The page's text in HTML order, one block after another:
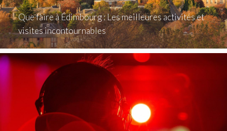
Que faire à Édimbourg : Les meilleures activités et
visites incontournables